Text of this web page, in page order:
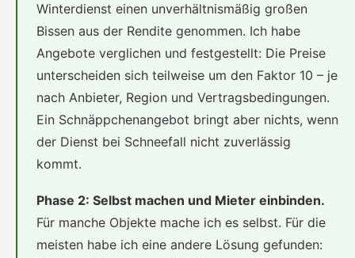
Winterdienst einen unverhältnismäßig großen
Bissen aus der Rendite genommen. Ich habe
Angebote verglichen und festgestellt: Die Preise
unterscheiden sich teilweise um den Faktor 10 – je
nach Anbieter, Region und Vertragsbedingungen.
Ein Schnäppchenangebot bringt aber nichts, wenn
der Dienst bei Schneefall nicht zuverlässig
kommt.
Phase 2: Selbst machen und Mieter einbinden.
Für manche Objekte mache ich es selbst. Für die
meisten habe ich eine andere Lösung gefunden: